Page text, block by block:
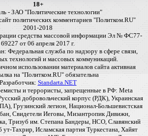
18+
- ЗАО "Политические технологии"
политических комментариев "Политком.RU"
2001-2018
средства массовой информации Эл № ФС77-
69227 от 06 апреля 2017 г.
Федеральная служба по надзору в сфере связи,
технологий и массовых коммуникаций.
использовании материалов сайта активная
на "Политком.RU" обязательна
Разработчик: Standarta.NET
и террористы, запрещенные в РФ: Meta
добровольческий корпус (РДК), Украинская
Грузинский легион, Национал-Большевистская
Свидетели Иеговы, Мизантропик Дивижн,
Тризуб им. Степана Бандеры, НСО, Славянский
Тахрир, Исламская партия Туркестана, Хайят